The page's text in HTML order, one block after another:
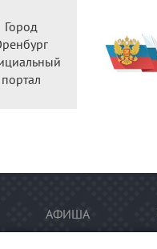
Город
портал
АФИША